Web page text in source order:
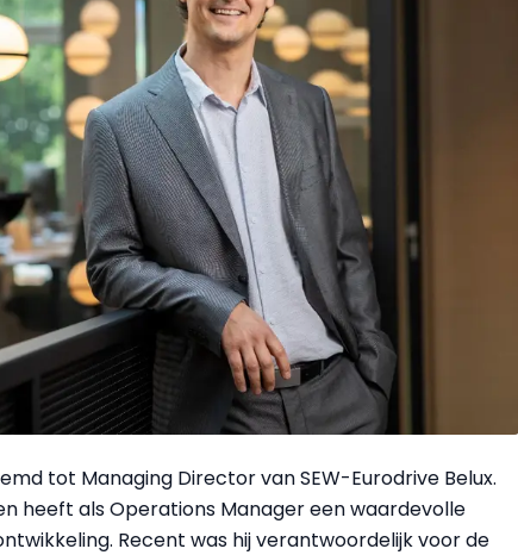
tot Managing Director van SEW-Eurodrive Belux.
heeft als Operations Manager een waardevolle
Recent was hij verantwoordelijk voor de